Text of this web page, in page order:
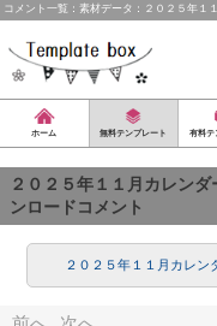
コメント一覧：素材データ：２０２５年１
ホーム 無料テンプレート 有料テ
２０２５年１１月カレン
ンロードコメント
２０２５年１１月カレン